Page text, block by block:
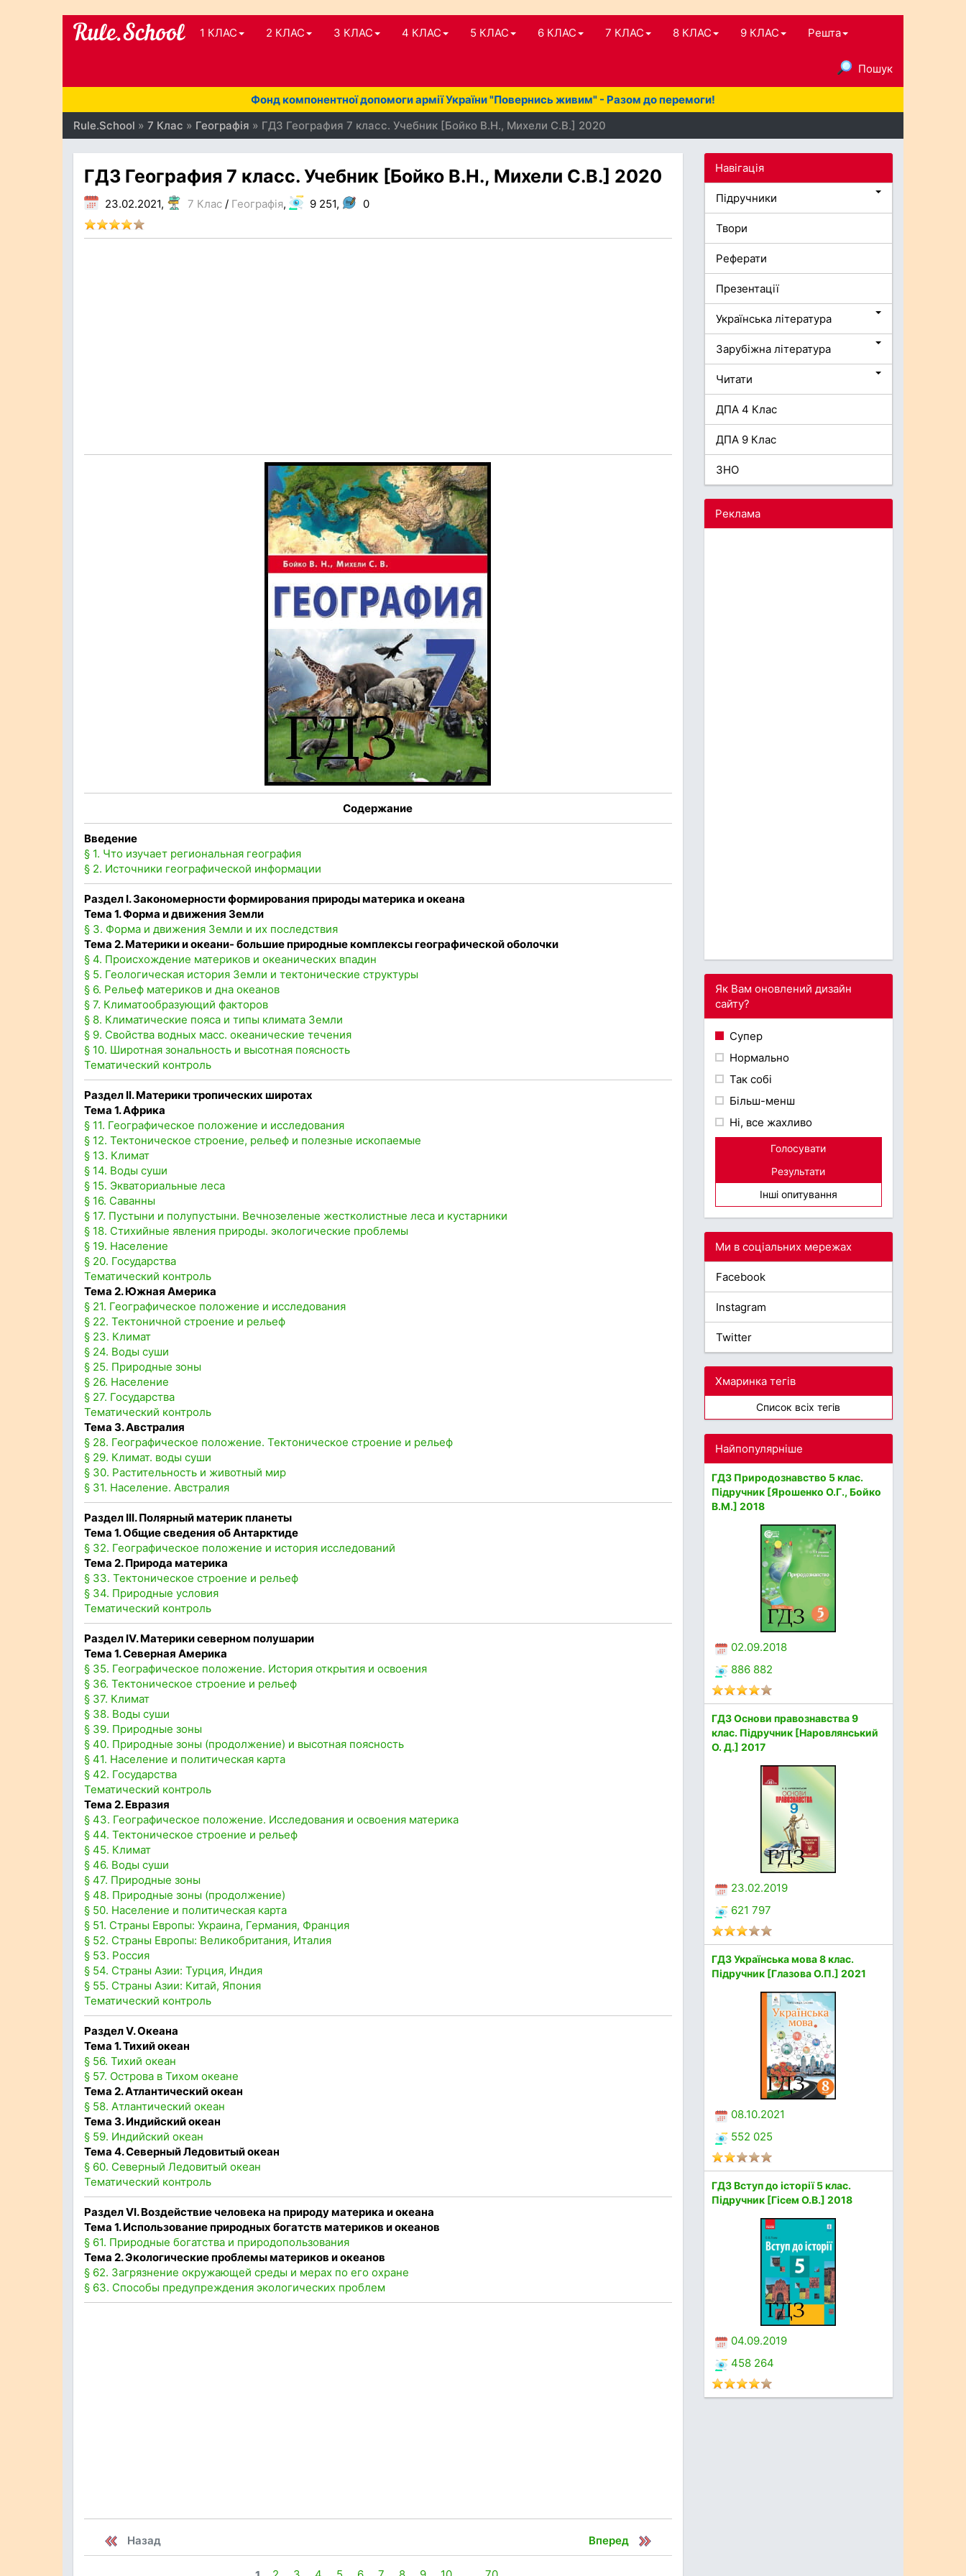
1 КЛАС 2 КЛАС 3 КЛАС 4 КЛАС 5 КЛАС 6 КЛАС 7 КЛАС 8 КЛАС 9 КЛАС Решта
Пошук
Фонд компонентної допомоги армії України "Повернись живим" - Разом до перемоги!
Rule.School » 7 Клас » Географія » ГДЗ География 7 класс. Учебник [Бойко В.Н., Михели С.В.] 2020
ГДЗ География 7 класс. Учебник [Бойко В.Н., Михели С.В.] 2020
23.02.2021, 7 Клас / Географія, 9 251, 0
Содержание
Введение
§ 1. Что изучает региональная география
§ 2. Источники географической информации
Раздел I. Закономерности формирования природы материка и океана
Тема 1. Форма и движения Земли
§ 3. Форма и движения Земли и их последствия
Тема 2. Материки и океани- большие природные комплексы географической оболочки
§ 4. Происхождение материков и океанических впадин
§ 5. Геологическая история Земли и тектонические структуры
§ 6. Рельеф материков и дна океанов
§ 7. Климатообразующий факторов
§ 8. Климатические пояса и типы климата Земли
§ 9. Свойства водных масс. океанические течения
§ 10. Широтная зональность и высотная поясность
Тематический контроль
Раздел II. Материки тропических широтах
Тема 1. Африка
§ 11. Географическое положение и исследования
§ 12. Тектоническое строение, рельеф и полезные ископаемые
§ 13. Климат
§ 14. Воды суши
§ 15. Экваториальные леса
§ 16. Саванны
§ 17. Пустыни и полупустыни. Вечнозеленые жестколистные леса и кустарники
§ 18. Стихийные явления природы. экологические проблемы
§ 19. Население
§ 20. Государства
Тематический контроль
Тема 2. Южная Америка
§ 21. Географическое положение и исследования
§ 22. Тектоничной строение и рельеф
§ 23. Климат
§ 24. Воды суши
§ 25. Природные зоны
§ 26. Население
§ 27. Государства
Тематический контроль
Тема 3. Австралия
§ 28. Географическое положение. Тектоническое строение и рельеф
§ 29. Климат. воды суши
§ 30. Растительность и животный мир
§ 31. Население. Австралия
Раздел III. Полярный материк планеты
Тема 1. Общие сведения об Антарктиде
§ 32. Географическое положение и история исследований
Тема 2. Природа материка
§ 33. Тектоническое строение и рельеф
§ 34. Природные условия
Тематический контроль
Раздел IV. Материки северном полушарии
Тема 1. Северная Америка
§ 35. Географическое положение. История открытия и освоения
§ 36. Тектоническое строение и рельеф
§ 37. Климат
§ 38. Воды суши
§ 39. Природные зоны
§ 40. Природные зоны (продолжение) и высотная поясность
§ 41. Население и политическая карта
§ 42. Государства
Тематический контроль
Тема 2. Евразия
§ 43. Географическое положение. Исследования и освоения материка
§ 44. Тектоническое строение и рельеф
§ 45. Климат
§ 46. Воды суши
§ 47. Природные зоны
§ 48. Природные зоны (продолжение)
§ 50. Население и политическая карта
§ 51. Страны Европы: Украина, Германия, Франция
§ 52. Страны Европы: Великобритания, Италия
§ 53. Россия
§ 54. Страны Азии: Турция, Индия
§ 55. Страны Азии: Китай, Япония
Тематический контроль
РазделV. Океана
Тема 1. Тихий океан
§ 56. Тихий океан
§ 57. Острова в Тихом океане
Тема 2. Атлантический океан
§ 58. Атлантический океан
Тема 3. Индийский океан
§ 59. Индийский океан
Тема 4. Северный Ледовитый океан
§ 60. Северный Ледовитый океан
Тематический контроль
РазделVI.Воздействие человека на природу материка и океана
Тема 1. Использование природных богатств материков и океанов
§ 61. Природные богатства и природопользования
Тема 2. Экологические проблемы материков и океанов
§ 62. Загрязнение окружающей среды и мерах по его охране
§ 63. Способы предупреждения экологических проблем
Назад Вперед
Навігація
Підручники
Твори
Реферати
Презентації
Українська література
Зарубіжна література
Читати
ДПА 4 Клас
ДПА 9 Клас
ЗНО
Реклама
Як Вам оновлений дизайн
сайту?
Супер
Нормально
Так собі
Більш-менш
Ні, все жахливо
Голосувати
Результати
Інші опитування
Ми в соціальних мережах
Facebook
Instagram
Twitter
Хмаринка тегів
Список всіх тегів
Найпопулярніше
ГДЗ Природознавство 5 клас.
Підручник [Ярошенко О.Г., Бойко
В.М.] 2018
02.09.2018
886 882
ГДЗ Основи правознавства 9
клас. Підручник [Наровлянський
О. Д.] 2017
23.02.2019
621 797
ГДЗ Українська мова 8 клас.
Підручник [Глазова О.П.] 2021
08.10.2021
552 025
ГДЗ Вступ до історії 5 клас.
Підручник [Гісем О.В.] 2018
04.09.2019
458 264